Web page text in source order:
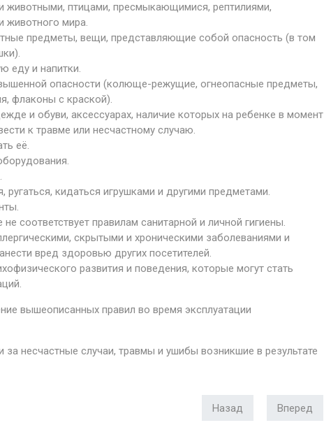
птицами, пресмыкающимися, рептилиями,
животного мира.
предметы, вещи, представляющие собой опасность (в том
еду и напитки.
опасности (колюще-режущие, огнеопасные предметы,
флаконы с краской).
и обуви, аксессуарах, наличие которых на ребенке в момент
к травме или несчастному случаю.
её.
ругаться, кидаться игрушками и другими предметами.
соответствует правилам санитарной и личной гигиены.
скрытыми и хроническими заболеваниями и
вред здоровью других посетителей.
развития и поведения, которые могут стать
вышеописанных правил во время эксплуатации
за несчастные случаи, травмы и ушибы возникшие в результате
Назад Вперед